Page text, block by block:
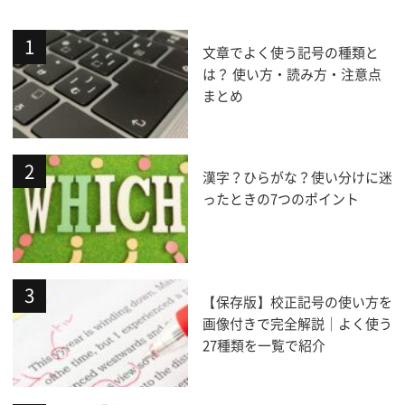
文章でよく使う記号の種類と
は？ 使い方・読み方・注意点
まとめ
漢字？ひらがな？使い分けに迷
ったときの7つのポイント
【保存版】校正記号の使い方を
画像付きで完全解説｜よく使う
27種類を一覧で紹介